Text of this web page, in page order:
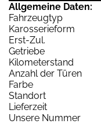
Allgemeine Daten:
Fahrzeugtyp
Karosserieform
Erst-Zul.
Getriebe
Kilometerstand
Anzahl der Türen
Farbe
Standort
Lieferzeit
Unsere Nummer